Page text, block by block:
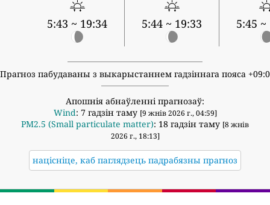
5:43 ~ 19:34 5:44 ~ 19:33 5:45 ~
Прагноз пабудаваны з выкарыстаннем гадзіннага пояса
Апошнія абнаўленні прагнозаў:
Wind: 7 гадзін таму [9 жнів 2026 г., 04:59]
PM2.5 (Small particulate matter): 18 гадзін таму [8 жнів
2026 г., 18:13]
націсніце, каб паглядзець падрабязны прагноз